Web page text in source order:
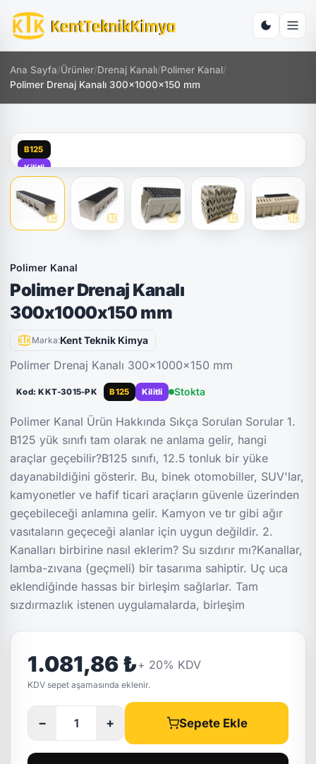
Ana Sayfa/Ürünler/Drenaj Kanalı/Polimer Kanal/
Polimer Drenaj Kanalı 300x1000x150 mm
B125
Kilitli
Polimer Kanal
Polimer Drenaj Kanalı
300x1000x150 mm
Marka:Kent Teknik Kimya
Polimer Drenaj Kanalı 300x1000x150 mm
Kod: KKT-3015-PK B125 Kilitli Stokta
Polimer Kanal Ürün Hakkında Sıkça Sorulan Sorular 1.
B125 yük sınıfı tam olarak ne anlama gelir, hangi
araçlar geçebilir?B125 sınıfı, 12.5 tonluk bir yüke
dayanabildiğini gösterir. Bu, binek otomobiller, SUV'lar,
kamyonetler ve hafif ticari araçların güvenle üzerinden
geçebileceği anlamına gelir. Kamyon ve tır gibi ağır
vasıtaların geçeceği alanlar için uygun değildir. 2.
Kanalları birbirine nasıl eklerim? Su sızdırır mı?Kanallar,
lamba-zıvana (geçmeli) bir tasarıma sahiptir. Uç uca
eklendiğinde hassas bir birleşim sağlarlar. Tam
sızdırmazlık istenen uygulamalarda, birleşim
1.081,86 ₺+ 20% KDV
KDV sepet aşamasında eklenir.
− + Sepete Ekle